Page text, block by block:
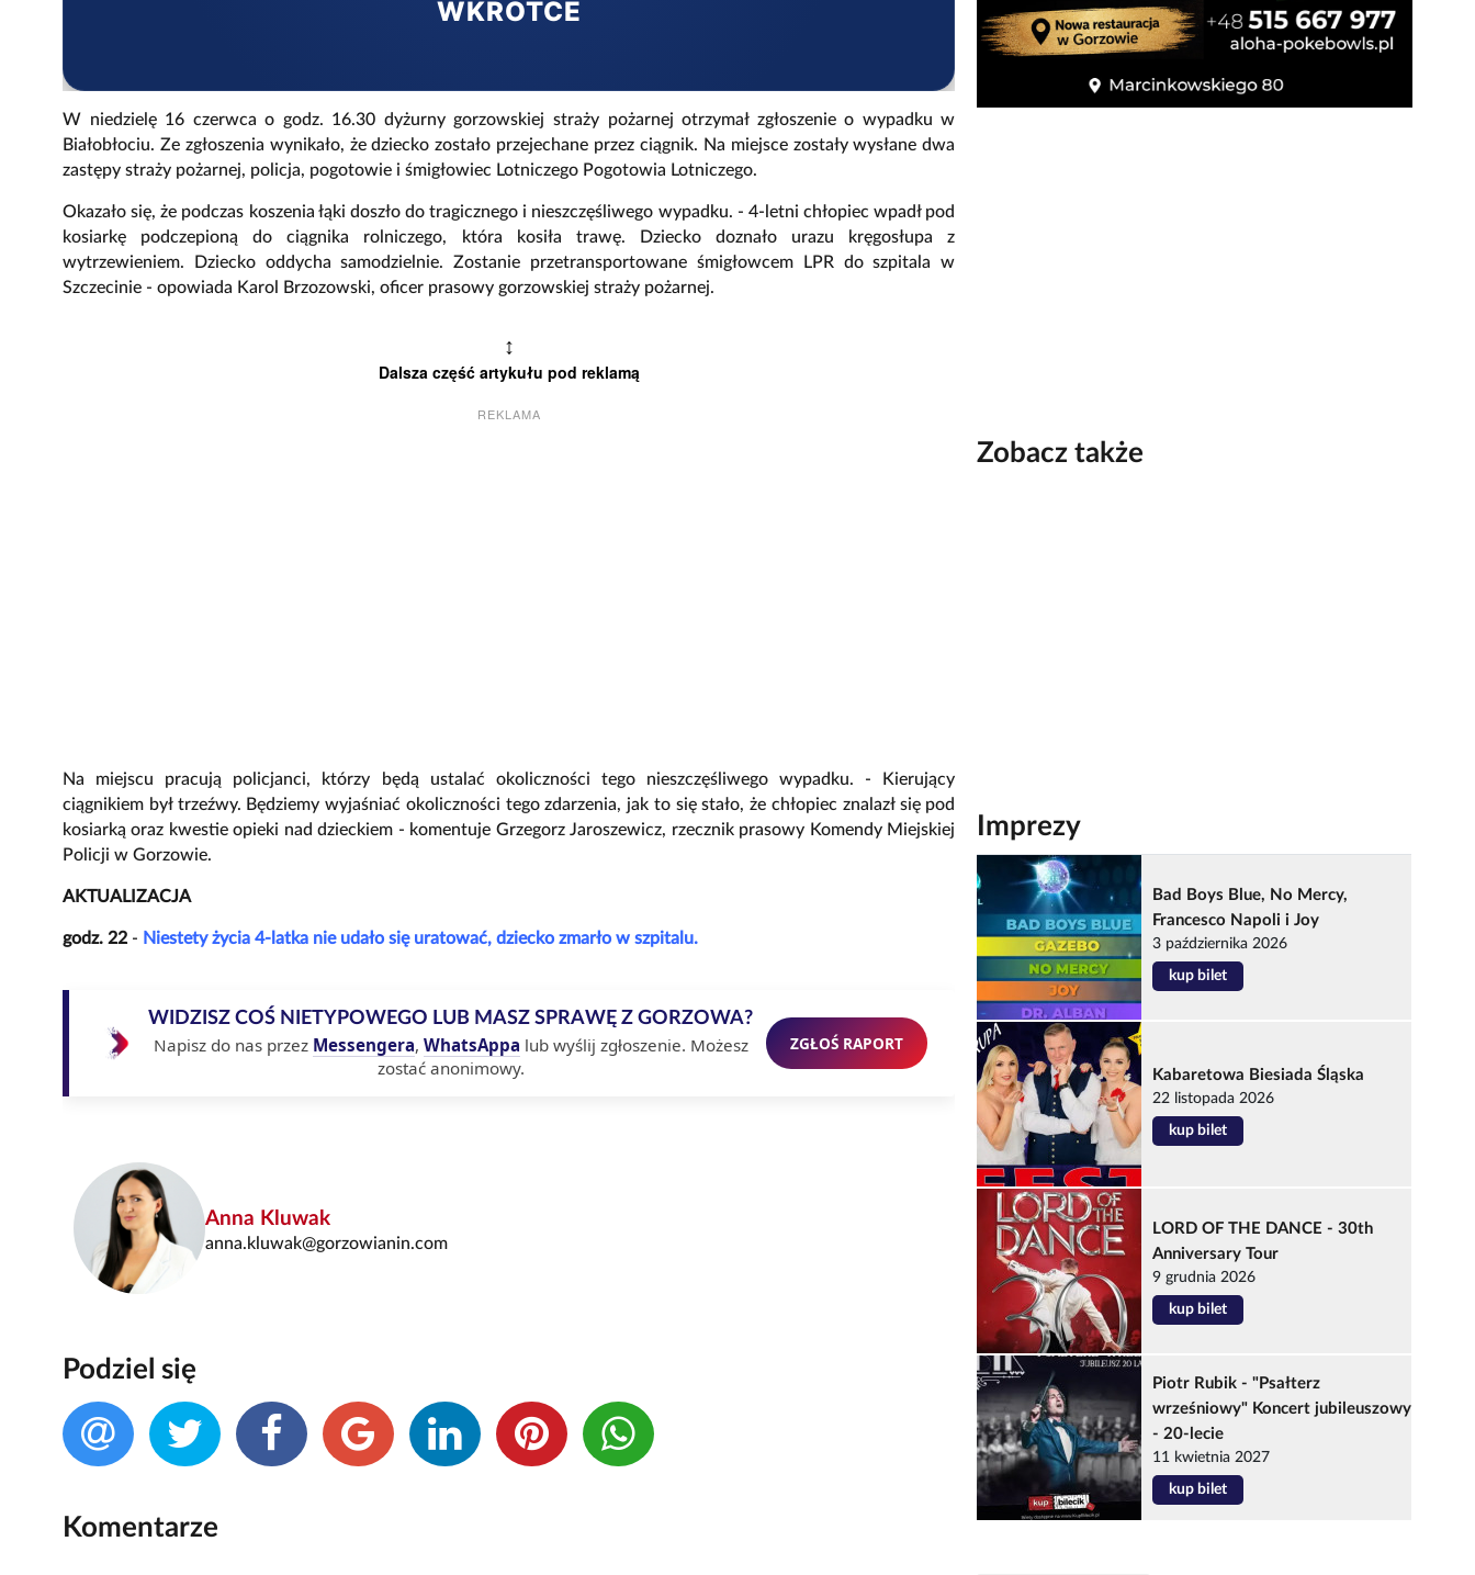
WKRÓTCE
W niedzielę 16 czerwca o godz. 16.30 dyżurny gorzowskiej straży pożarnej otrzymał zgłoszenie o wypadku w
Białobłociu. Ze zgłoszenia wynikało, że dziecko zostało przejechane przez ciągnik. Na miejsce zostały wysłane dwa
zastępy straży pożarnej, policja, pogotowie i śmigłowiec Lotniczego Pogotowia Lotniczego.
Okazało się, że podczas koszenia łąki doszło do tragicznego i nieszczęśliwego wypadku. - 4-letni chłopiec wpadł pod
kosiarkę podczepioną do ciągnika rolniczego, która kosiła trawę. Dziecko doznało urazu kręgosłupa z
wytrzewieniem. Dziecko oddycha samodzielnie. Zostanie przetransportowane śmigłowcem LPR do szpitala w
Szczecinie - opowiada Karol Brzozowski, oficer prasowy gorzowskiej straży pożarnej.
↕
Dalsza część artykułu pod reklamą
REKLAMA
Na miejscu pracują policjanci, którzy będą ustalać okoliczności tego nieszczęśliwego wypadku. - Kierujący
ciągnikiem był trzeźwy. Będziemy wyjaśniać okoliczności tego zdarzenia, jak to się stało, że chłopiec znalazł się pod
kosiarką oraz kwestie opieki nad dzieckiem - komentuje Grzegorz Jaroszewicz, rzecznik prasowy Komendy Miejskiej
Policji w Gorzowie.
AKTUALIZACJA
godz. 22 - Niestety życia 4-latka nie udało się uratować, dziecko zmarło w szpitalu.
WIDZISZ COŚ NIETYPOWEGO LUB MASZ SPRAWĘ Z GORZOWA?
Napisz do nas przez Messengera, WhatsAppa lub wyślij zgłoszenie. Możesz
zostać anonimowy.
ZGŁOŚ RAPORT
Anna Kluwak
anna.kluwak@gorzowianin.com
Podziel się
Komentarze
Zobacz także
Imprezy
Bad Boys Blue, No Mercy,
Francesco Napoli i Joy
3 października 2026
kup bilet
Kabaretowa Biesiada Śląska
22 listopada 2026
kup bilet
LORD OF THE DANCE - 30th
Anniversary Tour
9 grudnia 2026
kup bilet
Piotr Rubik - "Psałterz
wrześniowy" Koncert jubileuszowy
- 20-lecie
11 kwietnia 2027
kup bilet